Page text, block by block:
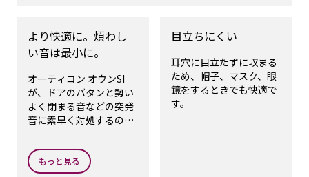
より快適に。煩わし
い音は最小に。
オーティコン オウンSI
が、ドアのバタンと勢い
よく閉まる音などの突発
音に素早く対処するの
に集中し続けることがで
きます。
もっと見る
目立ちにくい
耳穴に目立たずに収まる
ため、帽子、マスク、眼
鏡をするときでも快適で
す。